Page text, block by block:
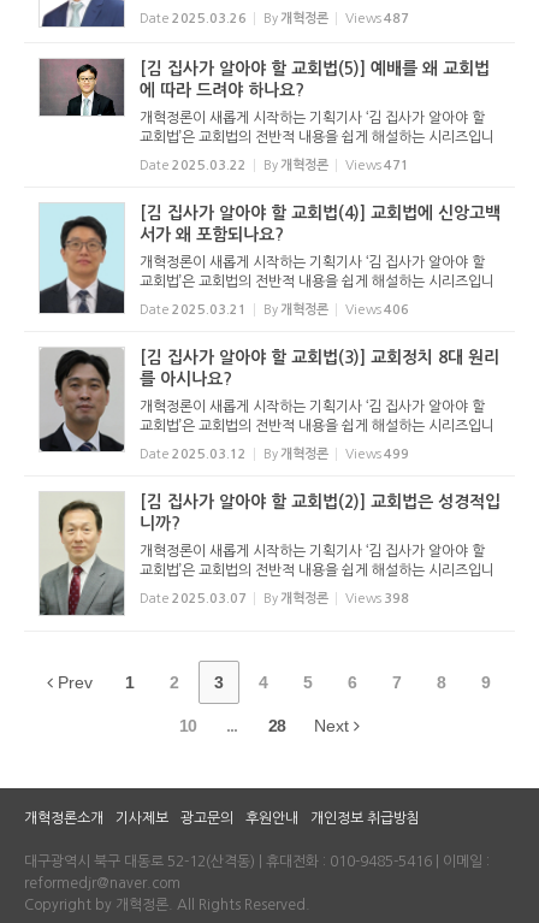
다. 기독교보와 함께 진행하는 시리즈로서 여기에 싣는 것은
기독교보의 허락을 받았습니다. 글 내용은 기독교보에 실린
Date 2025.03.26 By 개혁정론 Views487
[김 집사가 알아야 할 교회법(5)] 예배를 왜 교회법
에 따라 드려야 하나요?
개혁정론이 새롭게 시작하는 기획기사 ‘김 집사가 알아야 할
교회법’은 교회법의 전반적 내용을 쉽게 해설하는 시리즈입니
다. 기독교보와 함께 진행하는 시리즈로서 여기에 싣는 것은
기독교보의 허락을 받았습니다. 글 내용은 기독교보에 실린
Date 2025.03.22 By 개혁정론 Views471
[김 집사가 알아야 할 교회법(4)] 교회법에 신앙고백
서가 왜 포함되나요?
개혁정론이 새롭게 시작하는 기획기사 ‘김 집사가 알아야 할
교회법’은 교회법의 전반적 내용을 쉽게 해설하는 시리즈입니
다. 기독교보와 함께 진행하는 시리즈로서 여기에 싣는 것은
기독교보의 허락을 받았습니다. 글 내용은 기독교보에 실린
Date 2025.03.21 By 개혁정론 Views406
[김 집사가 알아야 할 교회법(3)] 교회정치 8대 원리
를 아시나요?
개혁정론이 새롭게 시작하는 기획기사 ‘김 집사가 알아야 할
교회법’은 교회법의 전반적 내용을 쉽게 해설하는 시리즈입니
다. 기독교보와 함께 진행하는 시리즈로서 여기에 싣는 것은
기독교보의 허락을 받았습니다. 글 내용은 기독교보에 실린
Date 2025.03.12 By 개혁정론 Views499
[김 집사가 알아야 할 교회법(2)] 교회법은 성경적입
니까?
개혁정론이 새롭게 시작하는 기획기사 ‘김 집사가 알아야 할
교회법’은 교회법의 전반적 내용을 쉽게 해설하는 시리즈입니
다. 기독교보와 함께 진행하는 시리즈로서 여기에 싣는 것은
기독교보의 허락을 받았습니다. 글 내용은 기독교보에 실린
Date 2025.03.07 By 개혁정론 Views 398
Prev 1 2 3 4 5 6 7 8 9
10 ... 28 Next
개혁정론소개 기사제보 광고문의 후원안내 개인정보 취급방침
대구광역시 북구 대동로 52-12(산격동) | 휴대전화 : 010-9485-5416 | 이메일 :
reformedjr@naver.com
Copyright by 개혁정론. All Rights Reserved.